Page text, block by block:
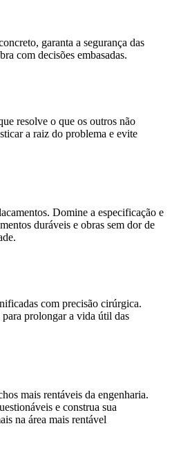
garanta a segurança das
com decisões embasadas.
resolve o que os outros não
a raiz do problema e evite
Domine a especificação e
duráveis e obras sem dor de
com precisão cirúrgica.
prolongar a vida útil das
mais rentáveis da engenharia.
e construa sua
na área mais rentável